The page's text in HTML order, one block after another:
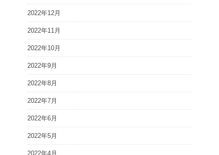
2022年12月
2022年11月
2022年10月
2022年9月
2022年8月
2022年7月
2022年6月
2022年5月
2022年4月